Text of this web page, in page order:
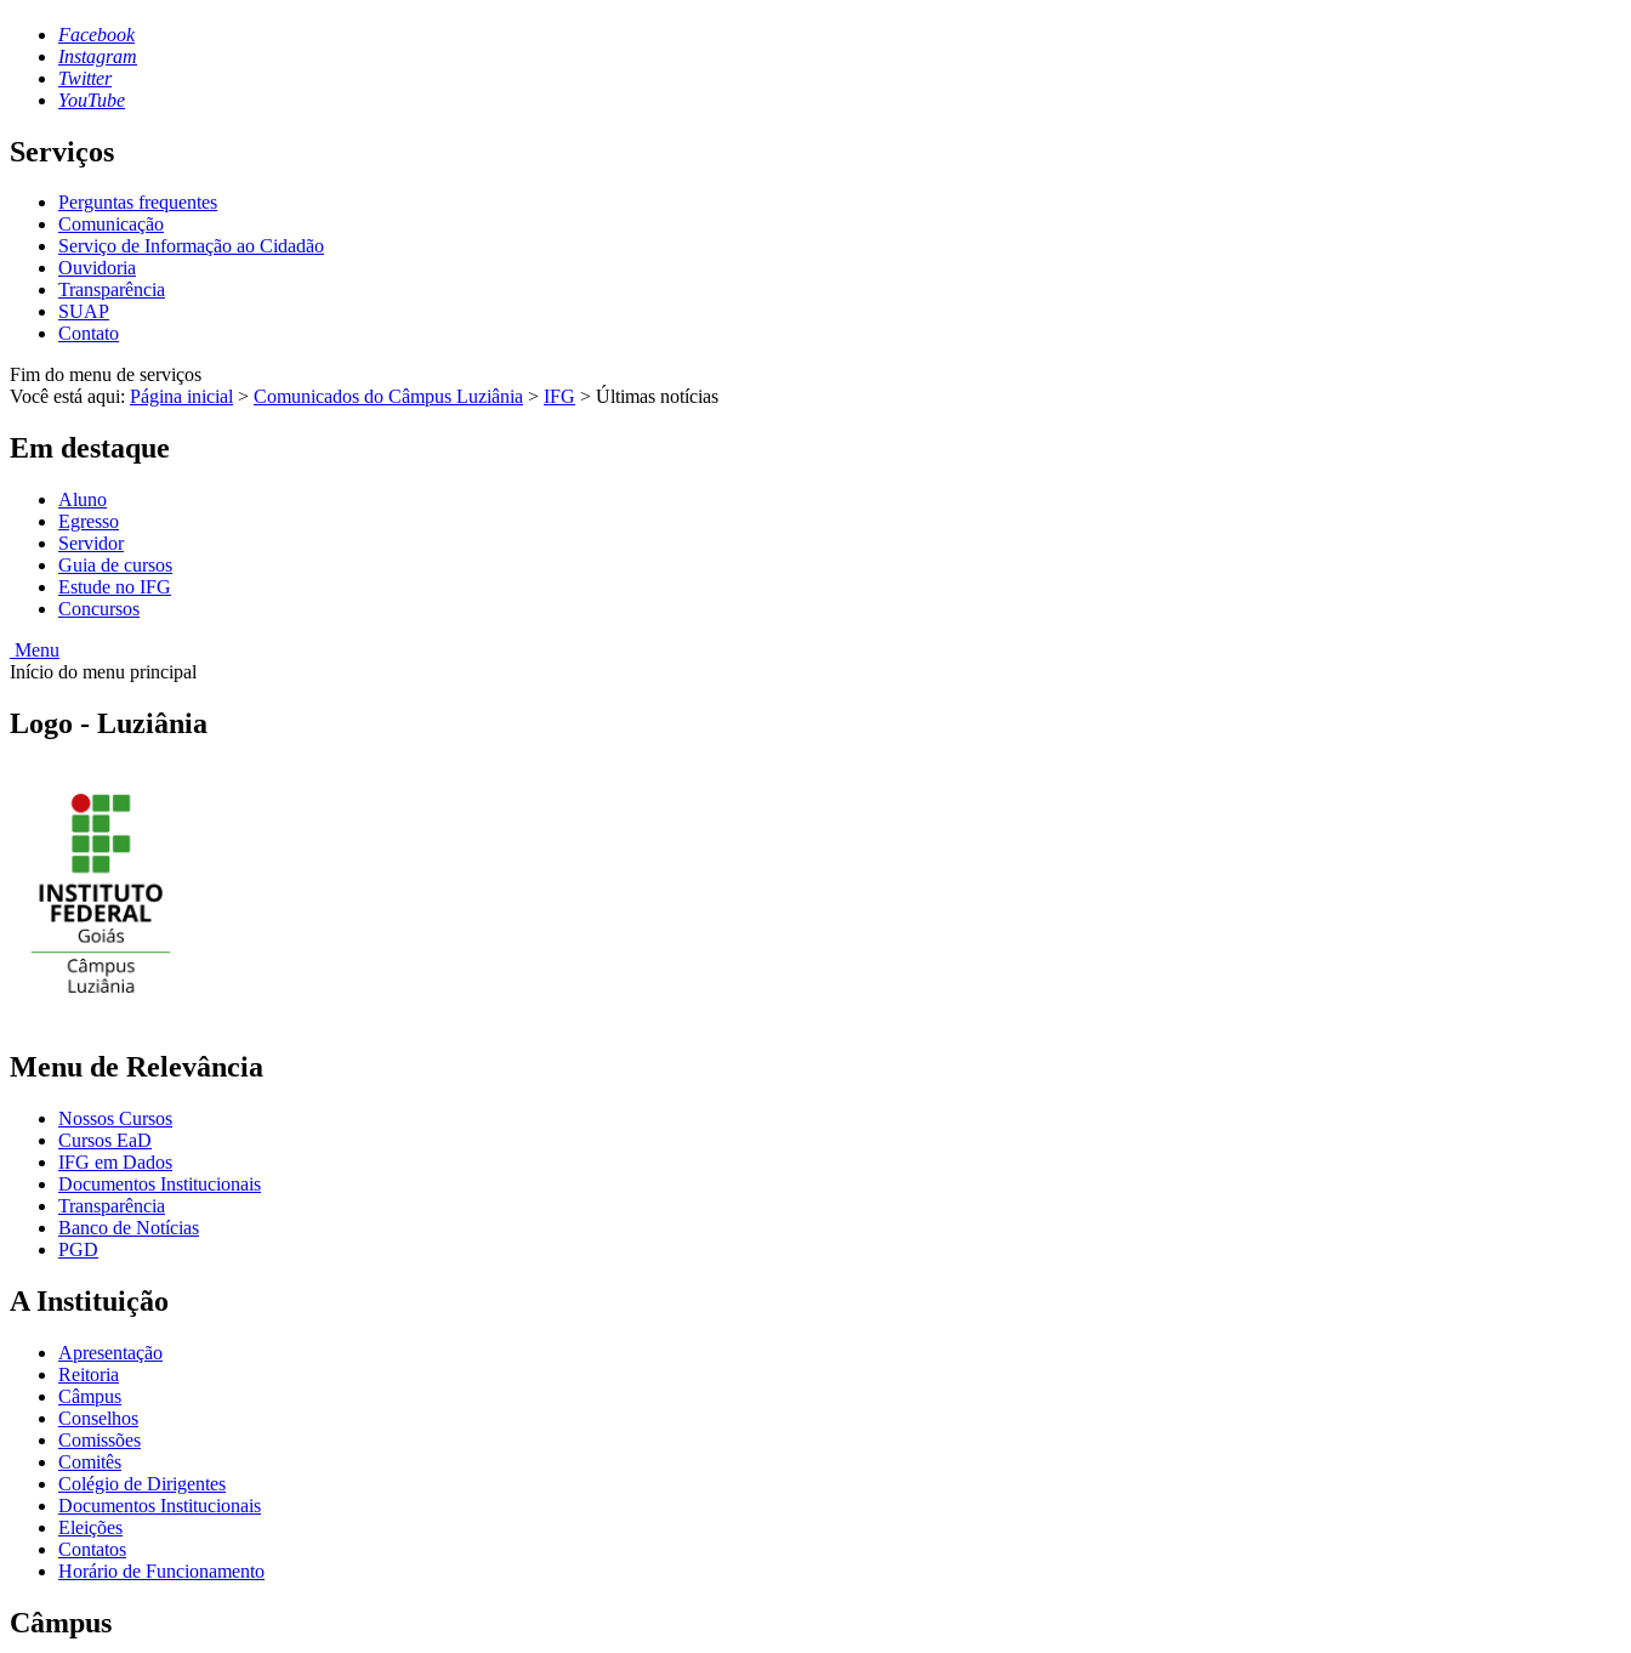
Facebook
Instagram
Twitter
YouTube
Serviços
Perguntas frequentes
Comunicação
Serviço de Informação ao Cidadão
Ouvidoria
Transparência
SUAP
Contato
Fim do menu de serviços
Você está aqui: Página inicial > Comunicados do Câmpus Luziânia > IFG > Últimas notícias
Em destaque
Aluno
Egresso
Servidor
Guia de cursos
Estude no IFG
Concursos
Menu
Início do menu principal
Logo - Luziânia
Menu de Relevância
Nossos Cursos
Cursos EaD
IFG em Dados
Documentos Institucionais
Transparência
Banco de Notícias
PGD
A Instituição
Apresentação
Reitoria
Câmpus
Conselhos
Comissões
Comitês
Colégio de Dirigentes
Documentos Institucionais
Eleições
Contatos
Horário de Funcionamento
Câmpus